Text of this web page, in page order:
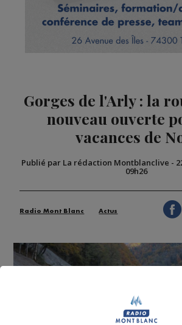
Gorges de l'Arly : la
nouveau ouverte
vacances de
Publié par La rédaction Montblanclive -
09h26
Radio Mont Blanc Actus